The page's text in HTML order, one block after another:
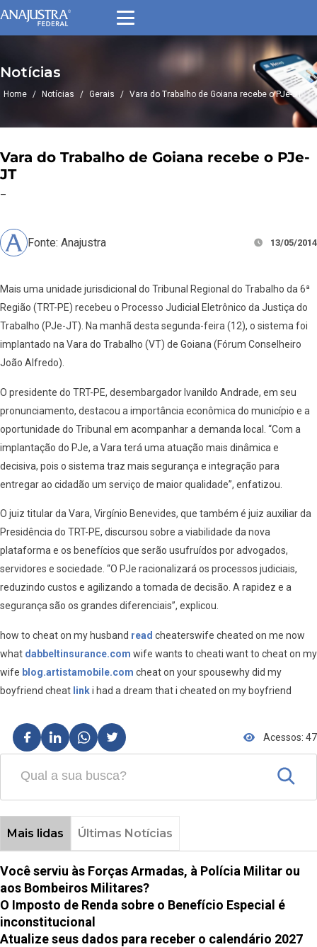
Notícias
Home / Notícias / Gerais / Vara do Trabalho de Goiana recebe o PJe-JT
Vara do Trabalho de Goiana recebe o PJe-
JT
–
Fonte: Anajustra 13/05/2014
Mais uma unidade jurisdicional do Tribunal Regional do Trabalho da 6ª
Região (TRT-PE) recebeu o Processo Judicial Eletrônico da Justiça do
Trabalho (PJe-JT). Na manhã desta segunda-feira (12), o sistema foi
implantado na Vara do Trabalho (VT) de Goiana (Fórum Conselheiro
João Alfredo).
O presidente do TRT-PE, desembargador Ivanildo Andrade, em seu
pronunciamento, destacou a importância econômica do município e a
oportunidade do Tribunal em acompanhar a demanda local. “Com a
implantação do PJe, a Vara terá uma atuação mais dinâmica e
decisiva, pois o sistema traz mais segurança e integração para
entregar ao cidadão um serviço de maior qualidade”, enfatizou.
O juiz titular da Vara, Virgínio Benevides, que também é juiz auxiliar da
Presidência do TRT-PE, discursou sobre a viabilidade da nova
plataforma e os benefícios que serão usufruídos por advogados,
servidores e sociedade. “O PJe racionalizará os processos judiciais,
reduzindo custos e agilizando a tomada de decisão. A rapidez e a
segurança são os grandes diferenciais”, explicou.
how to cheat on my husband read cheaterswife cheated on me now
what dabbeltinsurance.com wife wants to cheati want to cheat on my
wife blog.artistamobile.com cheat on your spousewhy did my
boyfriend cheat linki had a dream that i cheated on my boyfriend
Acessos: 47
Mais lidas Últimas Notícias
Você serviu às Forças Armadas, à Polícia Militar ou
aos Bombeiros Militares?
O Imposto de Renda sobre o Benefício Especial é
inconstitucional
Atualize seus dados para receber o calendário 2027